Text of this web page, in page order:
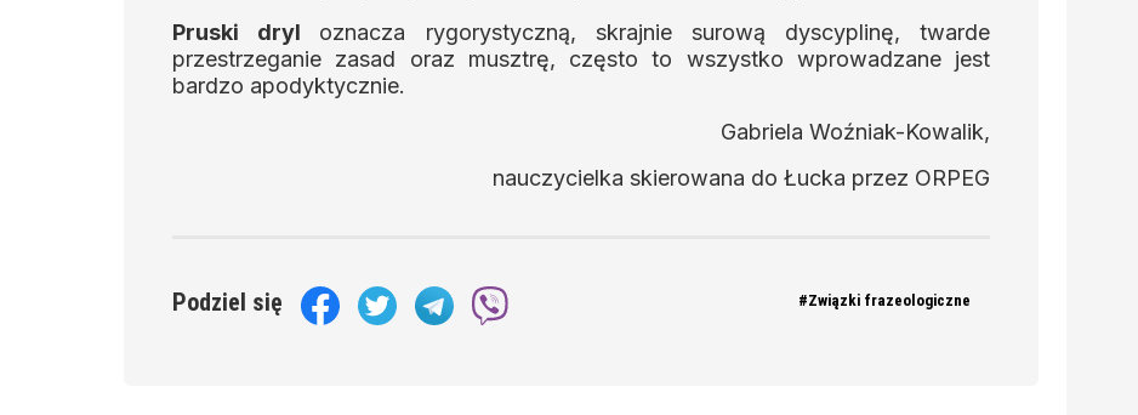
Pruski dryl oznacza rygorystyczną, skrajnie surową dyscyplinę, twarde
przestrzeganie zasad oraz musztrę, często to wszystko wprowadzane jest
bardzo apodyktycznie.
Gabriela Woźniak-Kowalik,
nauczycielka skierowana do Łucka przez ORPEG
Podziel się #Związki frazeologiczne